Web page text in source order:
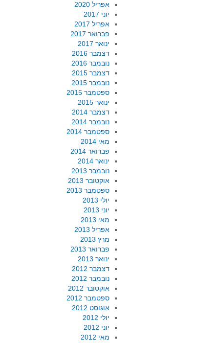
אפריל 2020
יוני 2017
אפריל 2017
פברואר 2017
ינואר 2017
דצמבר 2016
נובמבר 2016
דצמבר 2015
נובמבר 2015
ספטמבר 2015
ינואר 2015
דצמבר 2014
נובמבר 2014
ספטמבר 2014
מאי 2014
פברואר 2014
ינואר 2014
נובמבר 2013
אוקטובר 2013
ספטמבר 2013
יולי 2013
יוני 2013
מאי 2013
אפריל 2013
מרץ 2013
פברואר 2013
ינואר 2013
דצמבר 2012
נובמבר 2012
אוקטובר 2012
ספטמבר 2012
אוגוסט 2012
יולי 2012
יוני 2012
מאי 2012